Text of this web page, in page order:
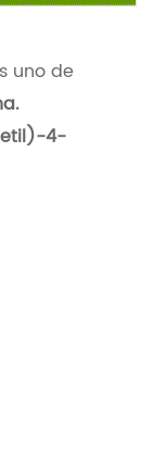
uno de
4-